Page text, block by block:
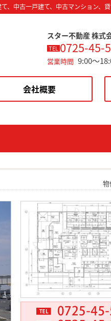
中古一戸建て、中古マンション、貸
スター不動産 株式
TEL 0725-45-
営業時間 9:00～
会社概要